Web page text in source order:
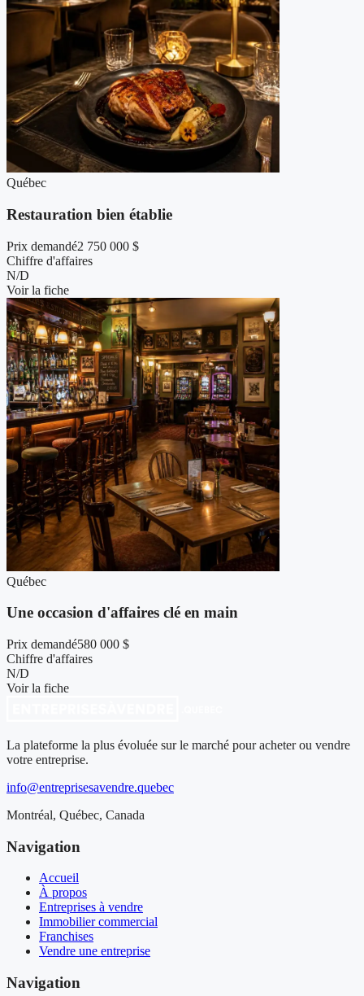
Québec
Restauration bien établie
Prix demandé2 750 000 $
Chiffre d'affaires
N/D
Voir la fiche
Québec
Une occasion d'affaires clé en main
Prix demandé580 000 $
Chiffre d'affaires
N/D
Voir la fiche
La plateforme la plus évoluée sur le marché pour acheter ou vendre
votre entreprise.
info@entreprisesavendre.quebec
Montréal, Québec, Canada
Navigation
Accueil
À propos
Entreprises à vendre
Immobilier commercial
Franchises
Vendre une entreprise
Navigation